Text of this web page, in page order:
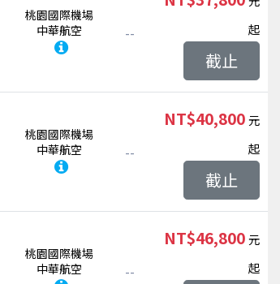
桃園國際機場
中華航空
-- 起
截止
桃園國際機場
中華航空
--
NT$40,800
起
截止
桃園國際機場
中華航空
--
NT$46,800
起